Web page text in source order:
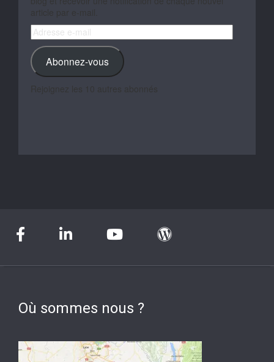
Adresse
e-
mail
Abonnez-vous
Où sommes nous ?